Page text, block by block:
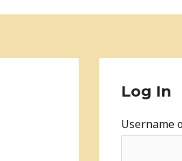
Log In
Username